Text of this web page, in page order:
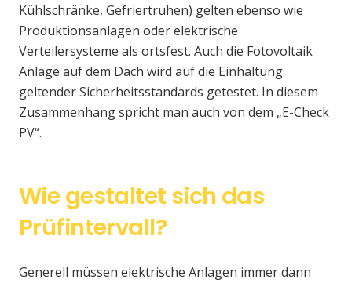
Kühlschränke, Gefriertruhen) gelten ebenso wie
Produktionsanlagen oder elektrische
Verteilersysteme als ortsfest. Auch die Fotovoltaik
Anlage auf dem Dach wird auf die Einhaltung
geltender Sicherheitsstandards getestet. In diesem
Zusammenhang spricht man auch von dem „E-Check
PV“.
Wie gestaltet sich das
Prüfintervall?
Generell müssen elektrische Anlagen immer dann